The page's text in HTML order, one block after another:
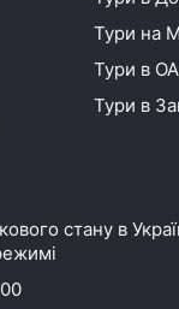
Тури на
Тури в
Тури в
стану в